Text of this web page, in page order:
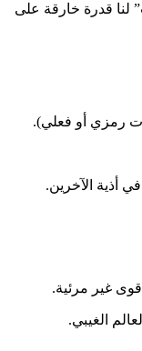
لنا قدرة خارقة على
رمزي أو فعلي).
أذية الآخرين.
غير مرئية.
الغيبي.